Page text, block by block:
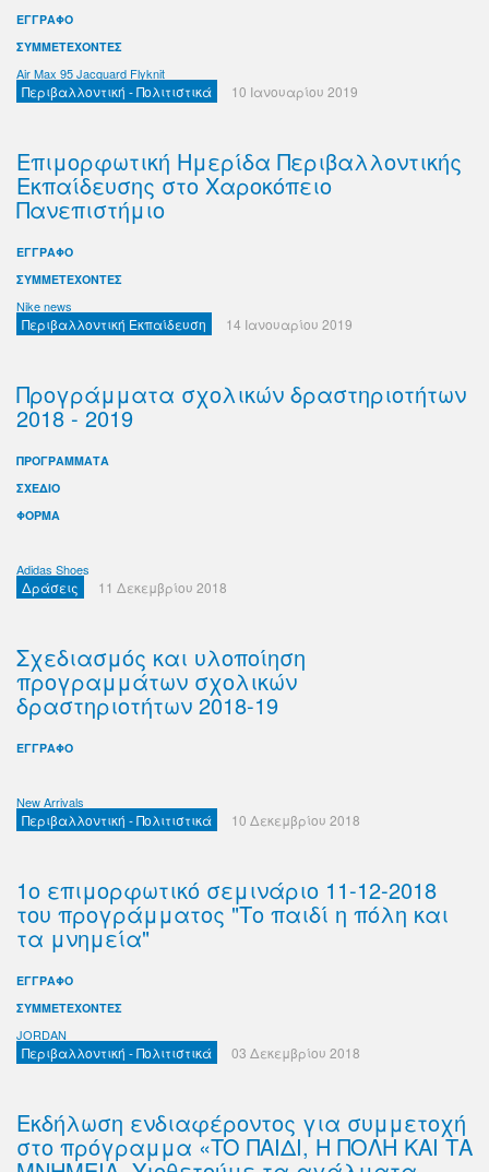
ΕΓΓΡΑΦΟ
ΣΥΜΜΕΤΕΧΟΝΤΕΣ
Air Max 95 Jacquard Flyknit
Περιβαλλοντική - Πολιτιστικά 10 Ιανουαρίου 2019
Eπιμορφωτική Ημερίδα Περιβαλλοντικής
Εκπαίδευσης στο Χαροκόπειο
Πανεπιστήμιο
ΕΓΓΡΑΦΟ
ΣΥΜΜΕΤΕΧΟΝΤΕΣ
Nike news
Περιβαλλοντική Εκπαίδευση 14 Ιανουαρίου 2019
Προγράμματα σχολικών δραστηριοτήτων
2018 - 2019
ΠΡΟΓΡΑΜΜΑΤΑ
ΣΧΕΔΙΟ
ΦΟΡΜΑ
Adidas Shoes
Δράσεις 11 Δεκεμβρίου 2018
Σχεδιασμός και υλοποίηση
προγραμμάτων σχολικών
δραστηριοτήτων 2018-19
ΕΓΓΡΑΦΟ
New Arrivals
Περιβαλλοντική - Πολιτιστικά 10 Δεκεμβρίου 2018
1ο επιμορφωτικό σεμινάριο 11-12-2018
του προγράμματος "Το παιδί η πόλη και
τα μνημεία"
ΕΓΓΡΑΦΟ
ΣΥΜΜΕΤΕΧΟΝΤΕΣ
JORDAN
Περιβαλλοντική - Πολιτιστικά 03 Δεκεμβρίου 2018
Εκδήλωση ενδιαφέροντος για συμμετοχή
στο πρόγραμμα «TO ΠΑΙΔΙ, Η ΠΟΛΗ ΚΑΙ ΤΑ